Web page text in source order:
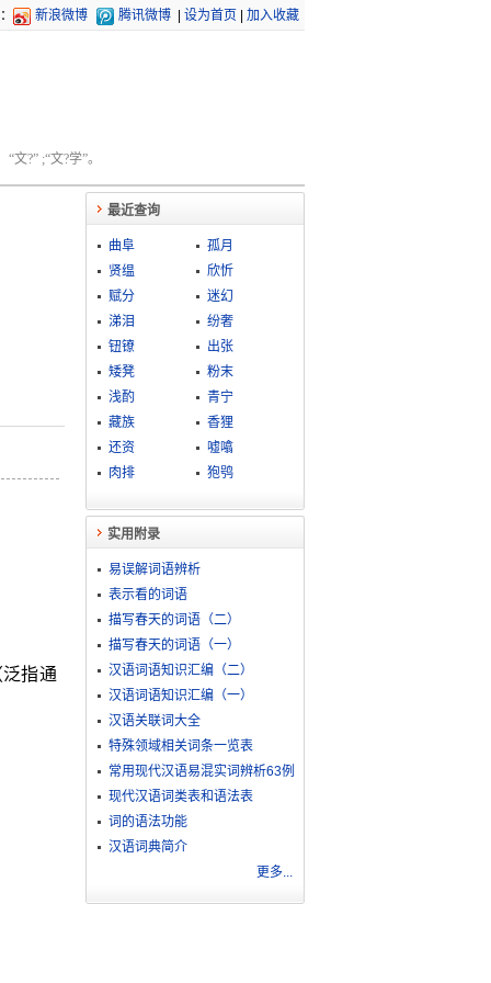
新浪微博 腾讯微博 设为首页 加入收藏
?” ;“文?学”。
指通
最近查询
曲阜
孤月
贤缊
欣忻
赋分
迷幻
涕泪
纷奢
钮镣
出张
矮凳
粉末
浅酌
青宁
藏族
香狸
还资
嘘噏
肉排
狍鸮
实用附录
易误解词语辨析
表示看的词语
描写春天的词语（二）
描写春天的词语（一）
汉语词语知识汇编（二）
汉语词语知识汇编（一）
汉语关联词大全
特殊领域相关词条一览表
常用现代汉语易混实词辨析63例
现代汉语词类表和语法表
词的语法功能
汉语词典简介
更多...